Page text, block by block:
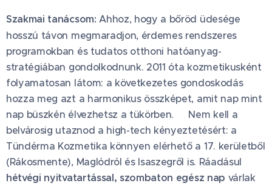
Szakmai tanácsom: Ahhoz, hogy a bőröd üdesége
hosszú távon megmaradjon, érdemes rendszeres
programokban és tudatos otthoni hatóanyag-
stratégiában gondolkodnunk. 2011 óta kozmetikusként
folyamatosan látom: a következetes gondoskodás
hozza meg azt a harmonikus összképet, amit nap mint
nap büszkén élvezhetsz a tükörben. 🛡️Nem kell a
belvárosig utaznod a high-tech kényeztetésért: a
Tündérma Kozmetika könnyen elérhető a 17. kerületből
(Rákosmente), Maglódról és Isaszegről is. Ráadásul
hétvégi nyitvatartással, szombaton egész nap várlak